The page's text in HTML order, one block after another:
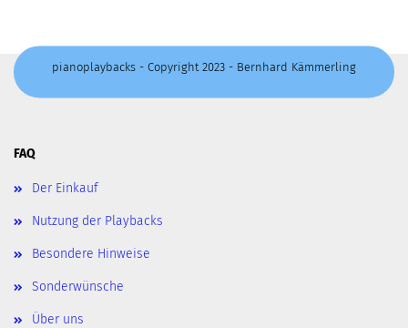
pianoplaybacks - Copyright 2023 - Bernhard Kämmerling
FAQ
Der Einkauf
Nutzung der Playbacks
Besondere Hinweise
Sonderwünsche
Über uns